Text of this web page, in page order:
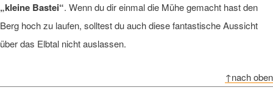
„kleine Bastei“. Wenn du dir einmal die Mühe gemacht hast den
Berg hoch zu laufen, solltest du auch diese fantastische Aussicht
über das Elbtal nicht auslassen.
↑nach oben